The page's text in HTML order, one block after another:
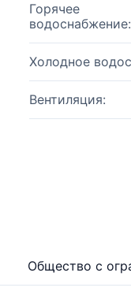
Горячее
водоснабжение:
Холодное
Вентиляция:
Общество с